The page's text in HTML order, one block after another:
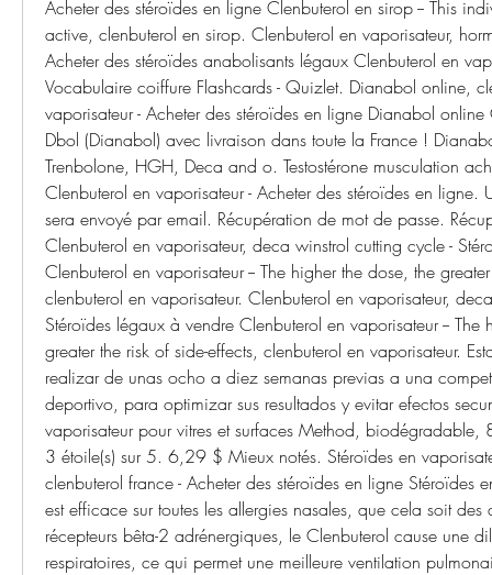
Acheter des stéroïdes en ligne Clenbuterol en sirop -- This
active, clenbuterol en sirop. Clenbuterol en vaporisateur,
Acheter des stéroïdes anabolisants légaux Clenbuterol en
Vocabulaire coiffure Flashcards - Quizlet. Dianabol online,
vaporisateur - Acheter des stéroïdes en ligne Dianabol
Dbol (Dianabol) avec livraison dans toute la France !
Trenbolone, HGH, Deca and o. Testostérone musculation
Clenbuterol en vaporisateur - Acheter des stéroïdes en ligne.
sera envoyé par email. Récupération de mot de passe.
Clenbuterol en vaporisateur, deca winstrol cutting cycle -
Clenbuterol en vaporisateur -- The higher the dose, the
clenbuterol en vaporisateur. Clenbuterol en vaporisateur,
Stéroïdes légaux à vendre Clenbuterol en vaporisateur -- The
greater the risk of side-effects, clenbuterol en vaporisateur.
realizar de unas ocho a diez semanas previas a una
deportivo, para optimizar sus resultados y evitar efectos
vaporisateur pour vitres et surfaces Method, biodégradable,
3 étoile(s) sur 5. 6,29 $ Mieux notés. Stéroïdes en
clenbuterol france - Acheter des stéroïdes en ligne Stéroïdes
est efficace sur toutes les allergies nasales, que cela soit des
récepteurs bêta-2 adrénergiques, le Clenbuterol cause une
respiratoires, ce qui permet une meilleure ventilation